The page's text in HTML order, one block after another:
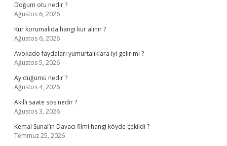
Doğum otu nedir ?
Ağustos 6, 2026
Kur korumalıda hangi kur alınır ?
Ağustos 6, 2026
Avokado faydaları yumurtalıklara iyi gelir mi ?
Ağustos 5, 2026
Ay düğümü nedir ?
Ağustos 4, 2026
Akıllı saate sos nedir ?
Ağustos 3, 2026
Kemal Sunal’ın Davacı filmi hangi köyde çekildi ?
Temmuz 25, 2026